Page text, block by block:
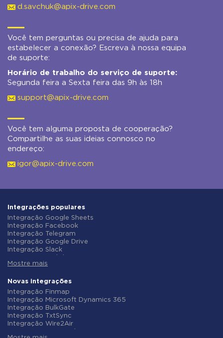
d.savchuk@apix-drive.com
Você tem perguntas ou precisa de ajuda para
estabelecer a conexão? Escreva à nossa equipa
de suporte:
Horário de trabalho do serviço de suporte:
Segunda feira a Sexta feira das 9h às 18h
support@apix-drive.com
Você tem alguma proposta de cooperação?
Compartilhe as suas ideias connosco no
endereço:
igor@apix-drive.com
Integrações populares
Integração Google Sheets
Integração Facebook
Integração Telegram
Integração Google Drive
Integração Slack
Integração Gmail
Integração ClickUp
Integração Airtable
Integração Google Contacts
Integração OpenAI (ChatGPT)
Integração Instagram
Integração ActiveCampaign
Integração Typeform
Mostre mais
Novas integrações
Integração Finmap
Integração Microsoft Dynamics 365
Integração BulkGate
Integração TxtSync
Integração Wire2Air